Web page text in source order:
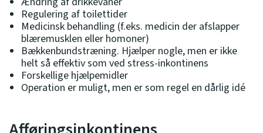
Regulering af toilettider
Medicinsk behandling (f.eks. medicin der afslapper
blæremusklen eller homoner)
Bækkenbundstræning. Hjælper nogle, men er ikke
helt så effektiv som ved stress-inkontinens
Forskellige hjælpemidler
Operation er muligt, men er som regel en dårlig idé